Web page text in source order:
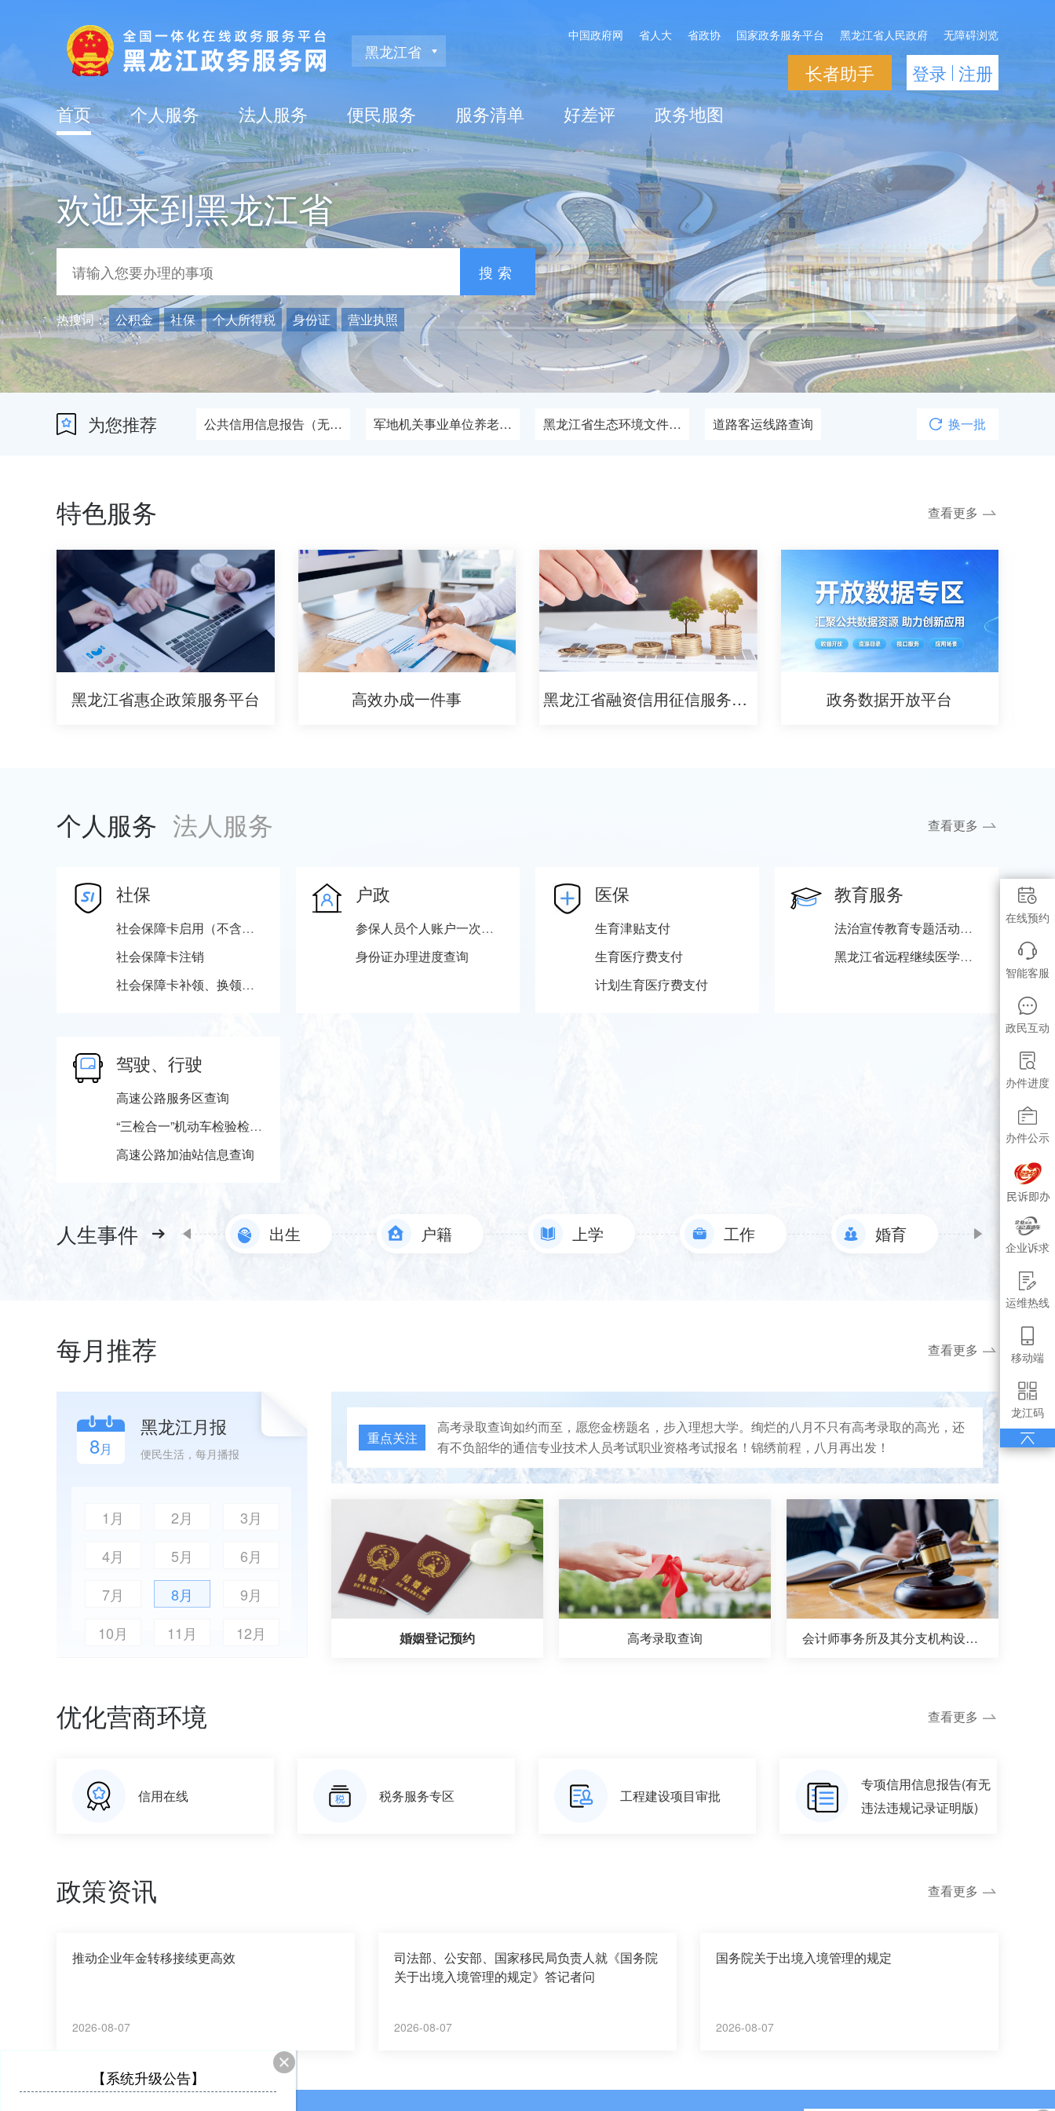
黑龙江省
中国政府网 省人大 省政协 国家政务服务平台 黑龙江省人民政府 无障碍浏览
登录 注册
长者助手
首页
个人服务 法人服务 便民服务 服务清单 好差评 政务地图
欢迎来到黑龙江省
热搜词： 公积金 社保 个人所得税 身份证 营业执照
为您推荐 公共信用信息报告（无违法违规证明版） 军地机关事业单位养老保险关系转移接续申请 黑龙江省生态环境文件名称内容解读
道路客运线路查询
换一批
特色服务 查看更多
黑龙江省惠企政策服务平台 高效办成一件事 黑龙江省融资信用征信服务平台 政务数据开放平台
个人服务 法人服务 查看更多
社保
社会保障卡启用（不含社会保障卡银行账户激活）
社会保障卡注销
社会保障卡补领、换领、换发
户政
参保人员个人账户一次性支取
身份证办理进度查询
医保
生育津贴支付
生育医疗费支付
计划生育医疗费支付
教育服务
法治宣传教育专题活动信息查询
黑龙江省远程继续医学教育机构信息查询
驾驶、行驶
高速公路服务区查询
“三检合一”机动车检验检测机构查询
高速公路加油站信息查询
人生事件 出生 户籍 上学 工作 婚育 社
每月推荐 查看更多
8月
黑龙江月报
便民生活，每月播报
1月 2月
3月
4月
5月
6月
7月
8月
9月
10月
11月 12月
重点关注
高考录取查询如约而至，愿您金榜题名，步入理想大学。绚烂的八月不只有高考录取的高光，还
有不负韶华的通信专业技术人员考试职业资格考试报名！锦绣前程，八月再出发！
婚姻登记预约 高考录取查询 会计师事务所及其分支机构设立审批
优化营商环境 查看更多
信用在线 税务服务专区 工程建设项目审批
专项信用信息报告(有无
违法违规记录证明版)
政策资讯 查看更多
推动企业年金转移接续更高效
2026-08-07
司法部、公安部、国家移民局负责人就《国务院
关于出境入境管理的规定》答记者问
2026-08-07
国务院关于出境入境管理的规定
2026-08-07
【系统升级公告】
在线预约
智能客服
政民互动
办件进度
办件公示
企业诉求
运维热线
移动端
龙江码